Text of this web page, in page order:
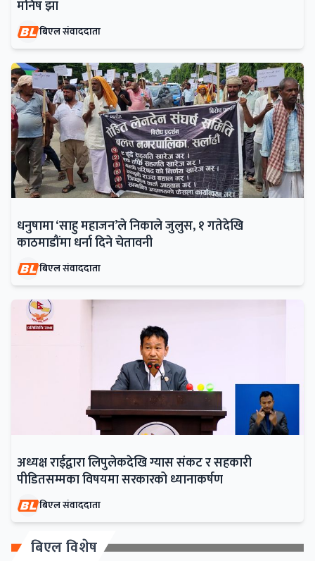
मनिष झा
बिएल संवाददाता
धनुषामा ‘साहु महाजन’ले निकाले जुलुस, १ गतेदेखि
काठमाडौंमा धर्ना दिने चेतावनी
बिएल संवाददाता
अध्यक्ष राईद्वारा लिपुलेकदेखि ग्यास संकट र सहकारी
पीडितसम्मका विषयमा सरकारको ध्यानाकर्षण
बिएल संवाददाता
बिएल विशेष